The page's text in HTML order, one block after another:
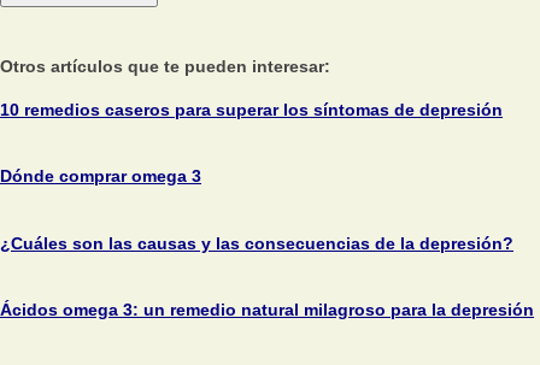
Otros artículos que te pueden interesar:
10 remedios caseros para superar los síntomas de depresión
Dónde comprar omega 3
¿Cuáles son las causas y las consecuencias de la depresión?
Ácidos omega 3: un remedio natural milagroso para la depresión